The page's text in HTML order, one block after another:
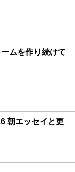
ムを作り続けて
朝エッセイと更